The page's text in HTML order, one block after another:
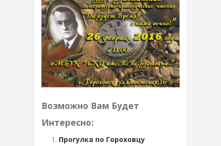
Возможно Вам Будет
Интересно:
Прогулка по Гороховцу